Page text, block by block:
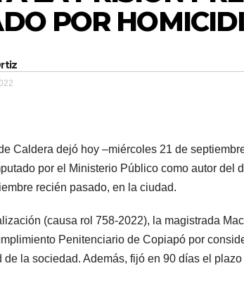
POR
Caldera dejó hoy –miércoles 21 de
por el Ministerio Público como autor
recién pasado, en la ciudad.
(causa rol 758-2022), la magistrada
Penitenciario de Copiapó por
de la sociedad. Además, fijó en 90 días el